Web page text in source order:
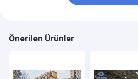
Önerilen Ürünler